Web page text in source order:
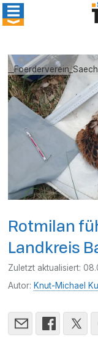
Rotmilan
Landkreis
Zuletzt aktualisiert:
Autor: Knut-Michael